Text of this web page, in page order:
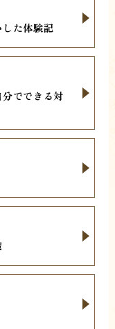
た体験記
でできる対